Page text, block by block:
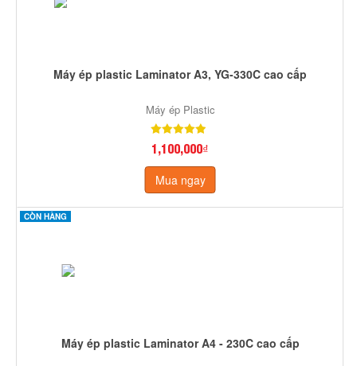
Máy ép plastic Laminator A3, YG-330C cao cấp
Máy ép Plastic
1,100,000₫
Mua ngay
CÒN HÀNG
Máy ép plastic Laminator A4 - 230C cao cấp